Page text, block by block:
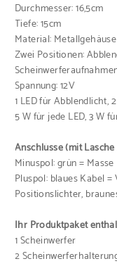
Durchmesser: 16,5cm
Tiefe: 15cm
Material: Metallgehäuse
Zwei Positionen:
Spannung: 12V
1 LED für Abblendlicht,
5 W für jede LED, 3 W
Anschlüsse (mit
Minuspol: grün = Masse
Pluspol: blaues Kabel
Positionslichter,
Ihr Produktpaket
1 Scheinwerfer
2